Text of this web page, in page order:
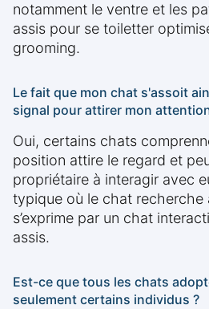
notamment le ventre et les
assis pour se toiletter
grooming.
Le fait que mon chat s'assoit
signal pour attirer mon
Oui, certains chats
position attire le regard et
propriétaire à interagir avec
typique où le chat recherche
s’exprime par un chat
assis.
Est-ce que tous les chats
seulement certains individus ?